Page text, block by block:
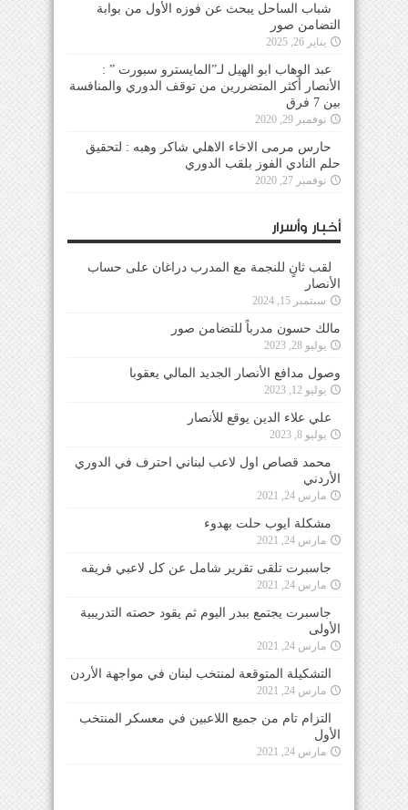
شباب الساحل يبحث عن فوزه الأول من بوابة
التضامن صور
يناير 26, 2025
عبد الوهاب ابو الهيل لـ”المايسترو سبورت ” :
الأنصار أكثر المتضررين من توقف الدوري والمنافسة
بين 7 فرق
نوفمبر 29, 2020
حارس مرمى الاخاء الاهلي شاكر وهبه : لتحقيق
حلم النادي الفوز بلقب الدوري
نوفمبر 27, 2020
أخبار وأسرار
لقب ثانٍ للنجمة مع المدرب دراغان على حساب
الأنصار
سبتمبر 15, 2024
مالك حسون مدرباً للتضامن صور
يوليو 28, 2023
وصول مدافع الأنصار الجديد المالي يعقوبا
يوليو 12, 2023
علي علاء الدين يوقع للأنصار
يوليو 8, 2023
محمد قصاص اول لاعب لبناني احترف في الدوري
الأردني
مارس 24, 2021
مشكلة ايوب حلت بهدوء
مارس 24, 2021
جاسبرت تلقى تقرير شامل عن كل لاعبي فريقه
مارس 24, 2021
جاسبرت يجتمع ببدر اليوم ثم يقود حصته التدريبية
الأولى
مارس 24, 2021
التشكيلة المتوقعة لمنتخب لبنان في مواجهة الأردن
مارس 24, 2021
التزام تام من جميع اللاعبين في معسكر المنتخب
الأول
مارس 24, 2021